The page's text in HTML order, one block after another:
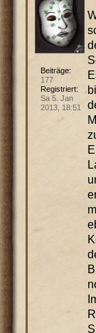
Beiträge:
177
Registriert:
Sa 5. Jan
2013, 18:51